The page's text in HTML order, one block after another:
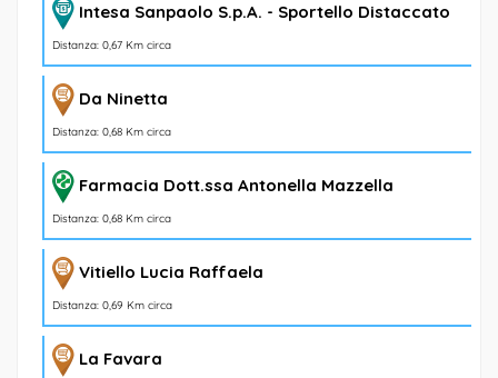
Intesa Sanpaolo S.p.A. - Sportello Distaccato
Distanza: 0,67 Km circa
Da Ninetta
Distanza: 0,68 Km circa
Farmacia Dott.ssa Antonella Mazzella
Distanza: 0,68 Km circa
Vitiello Lucia Raffaela
Distanza: 0,69 Km circa
La Favara